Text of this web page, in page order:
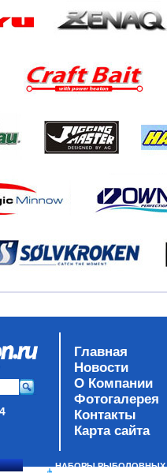
Главная
Новости
О Компании
Фотогалерея
Контакты
Карта сайта
НАБОРЫ РЫБОЛОВНЫХ